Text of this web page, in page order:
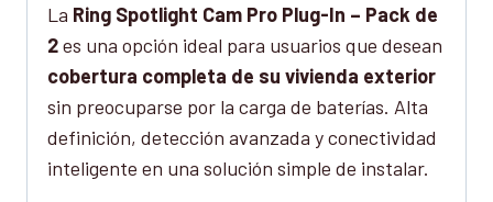
La Ring Spotlight Cam Pro Plug-In – Pack de
2es una opción ideal para usuarios que desean
cobertura completa de su vivienda exterior
sin preocuparse por la carga de baterías. Alta
definición, detección avanzada y conectividad
inteligente en una solución simple de instalar.